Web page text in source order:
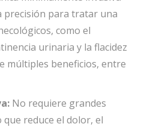
precisión para tratar una
como el
urinaria y la flacidez
múltiples beneficios, entre
No requiere grandes
reduce el dolor, el